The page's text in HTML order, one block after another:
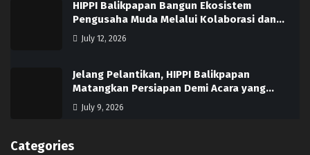
HIPPI Balikpapan Bangun Ekosistem
Pengusaha Muda Melalui Kolaborasi dan…
July 12, 2026
Jelang Pelantikan, HIPPI Balikpapan
Matangkan Persiapan Demi Acara yang…
July 9, 2026
Categories